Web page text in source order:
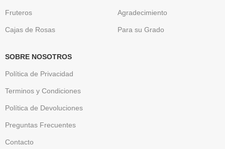
Fruteros
Cajas de Rosas
Agradecimiento
Para su Grado
SOBRE NOSOTROS
Política de Privacidad
Terminos y Condiciones
Política de Devoluciones
Preguntas Frecuentes
Contacto